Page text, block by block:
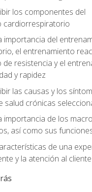
los componentes del
cardiorrespiratorio
importancia del
el entrenamiento
resistencia y el
y rapidez
las causas y los
salud crónicas
importancia de los
así como sus
de una
y la atención al cliente